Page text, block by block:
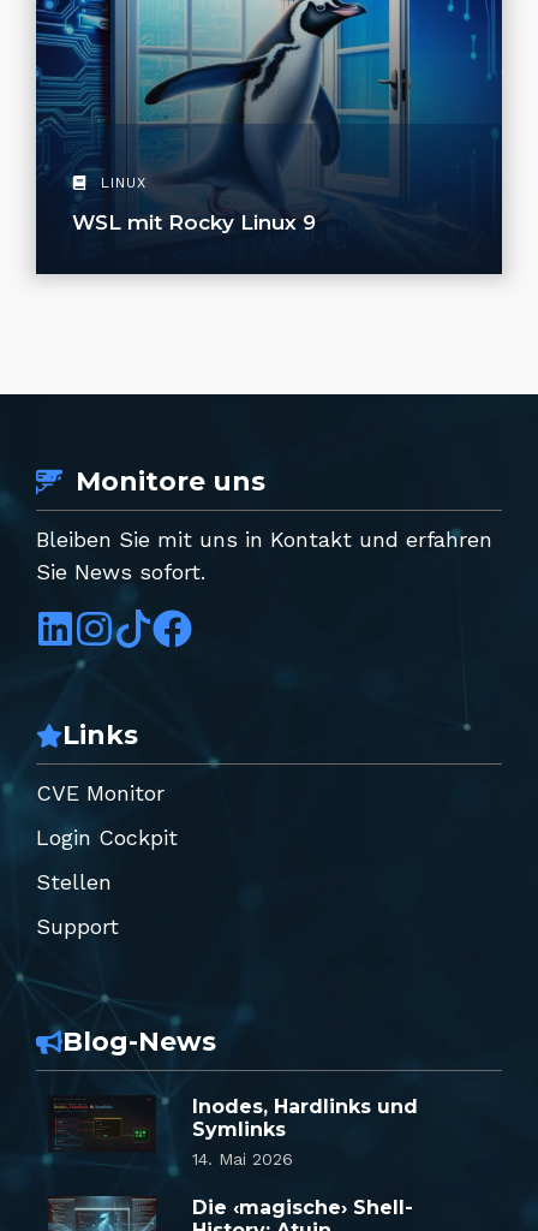
LINUX
WSL mit Rocky Linux 9
Monitore uns
Bleiben Sie mit uns in Kontakt und erfahren
Sie News sofort.
Links
CVE Monitor
Login Cockpit
Stellen
Support
Blog-News
Inodes, Hardlinks und
Symlinks
14. Mai 2026
Die ‹magische› Shell-